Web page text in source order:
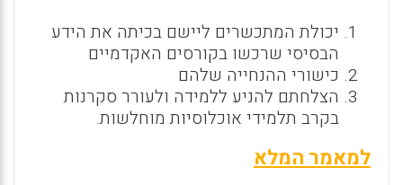
יכולת המתכשרים ליישם בכיתה את הידע
הבסיסי שרכשו בקורסים האקדמיים
כישורי ההנחייה שלהם
הצלחתם להניע ללמידה ולעורר סקרנות
בקרב תלמידי אוכלוסיות מוחלשות.
למאמר המלא